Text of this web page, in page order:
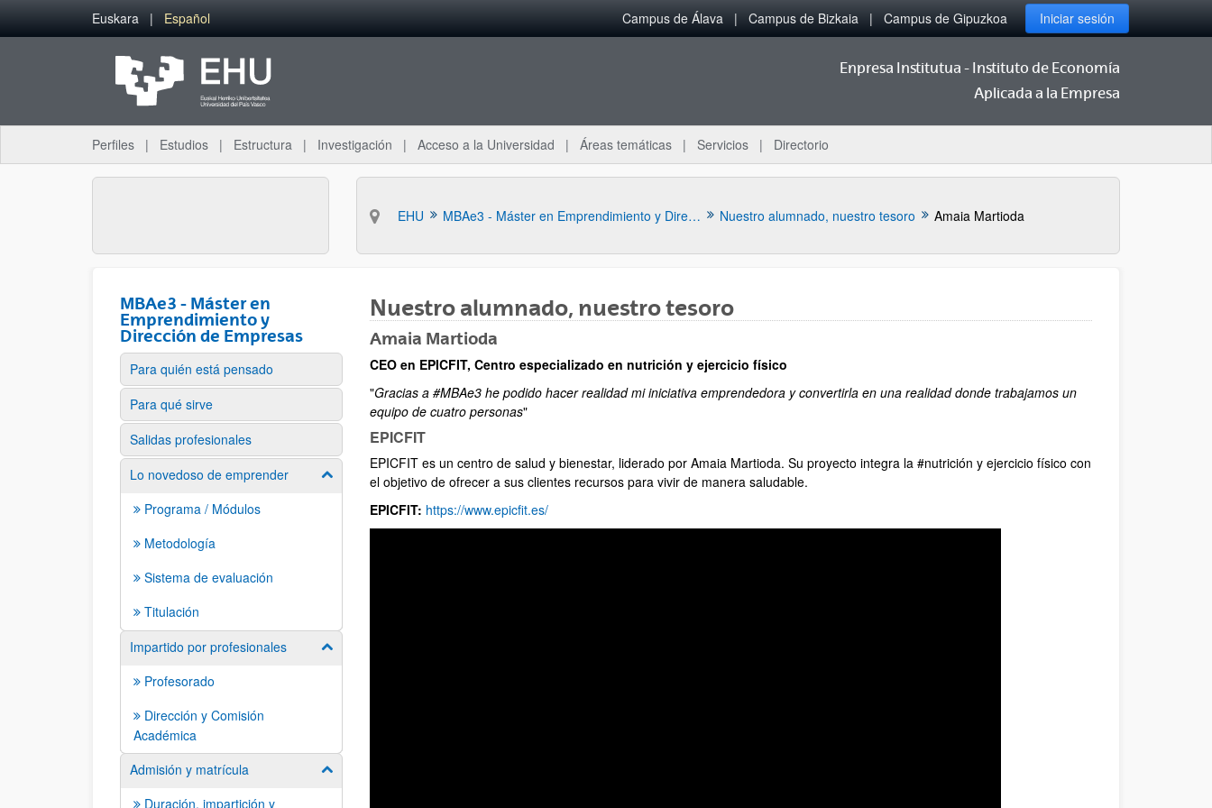
Saltar al contenido principal
Euskara Español Campus de Álava Campus de Bizkaia Campus de Gipuzkoa Iniciar sesión
Enpresa Institutua - Instituto de Economía
Aplicada a la Empresa
Perfiles Estudios Estructura Investigación Acceso a la Universidad Áreas temáticas Servicios Directorio
EHU MBAe3 - Máster en Emprendimiento y Dirección de Empresas Nuestro alumnado, nuestro tesoro Amaia Martioda
MBAe3 - Máster en
Emprendimiento y
Dirección de Empresas
Para quién está pensado
Para qué sirve
Salidas profesionales
Lo novedoso de emprender
Mostrar/ocultar subpáginas
Programa / Módulos
Metodología
Sistema de evaluación
Titulación
Impartido por profesionales
Mostrar/ocultar subpáginas
Profesorado
Dirección y Comisión
Académica
Admisión y matrícula
Mostrar/ocultar subpáginas
Duración, impartición y
Nuestro alumnado, nuestro tesoro
Amaia Martioda
CEO en EPICFIT, Centro especializado en nutrición y ejercicio físico
"Gracias a #MBAe3 he podido hacer realidad mi iniciativa emprendedora y convertirla en una realidad donde trabajamos un
equipo de cuatro personas"
EPICFIT
EPICFIT es un centro de salud y bienestar, liderado por Amaia Martioda. Su proyecto integra la #nutrición y ejercicio físico con
el objetivo de ofrecer a sus clientes recursos para vivir de manera saludable.
EPICFIT: https://www.epicfit.es/